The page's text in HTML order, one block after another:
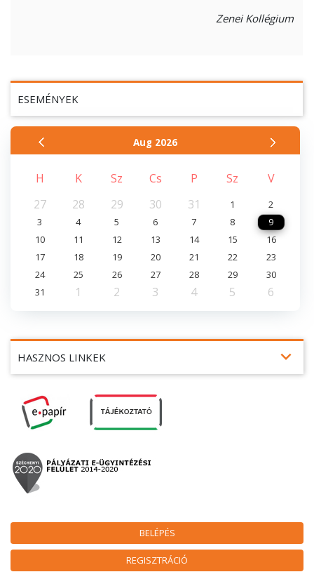
BELÉPÉS
REGISZTRÁCIÓ
HASZNOS LINKEK expand_more
ESEMÉNYEK
Aug 2026
H K Sz Cs P Sz
V
27
28 29 30 31 1
2
3
4 5 6 7 8
9
10
11 12 13 14 15
16
17
18 19 20 21 22
23
24
25 26 27 28 29
30
31
1 2 3 4 5 6
Zenei Kollégium